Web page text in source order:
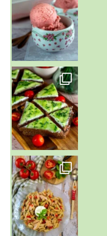
~ SALADE DE PÂTES AUX DEUX TOMATES THON ET BURRA